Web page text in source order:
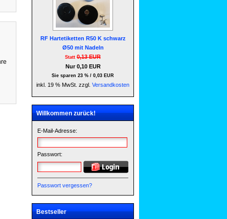
RF Hartetiketten R50 K schwarz
Ø50 mit Nadeln
Statt 0,13 EUR
Nur 0,10 EUR
Sie sparen 23 % / 0,03 EUR
inkl. 19 % MwSt. zzgl. Versandkosten
Willkommen zurück!
E-Mail-Adresse:
Passwort:
Passwort vergessen?
Bestseller